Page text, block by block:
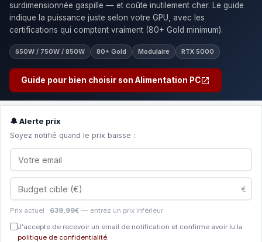
surdimensionnée gaspille — et coûte inutilement cher. Le guide
indique la puissance juste selon votre GPU, avec les
certifications qui comptent vraiment (80+ Gold minimum).
650W / 750W / 850W 80+ Gold Modulaire RTX 5000
Guide pour bien choisir son Alimentation PC
🔔 Alerte prix
Soyez notifié quand le prix baisse :
€
Prix actuel : 639,99€ — entrez un prix inférieur
J'accepte de recevoir un email de notification et confirme avoir lu la
politique de confidentialité.